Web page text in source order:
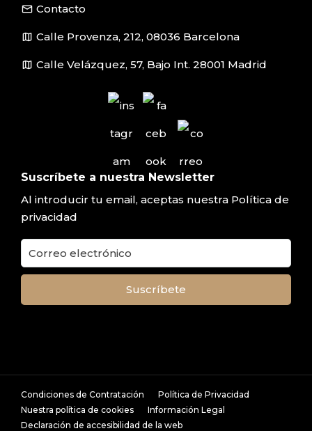
email Contacto
map Calle Provenza, 212, 08036 Barcelona
map Calle Velázquez, 57, Bajo Int. 28001 Madrid
Suscríbete a nuestra Newsletter
Al introducir tu email, aceptas nuestra Política de
privacidad
Condiciones de Contratación
Política de Privacidad
Nuestra política de cookies
Información Legal
Declaración de accesibilidad de la web